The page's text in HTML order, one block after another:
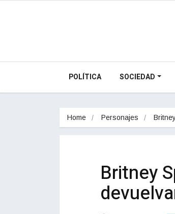
POLÍTICA SOCIEDAD
Home Personajes
Britney